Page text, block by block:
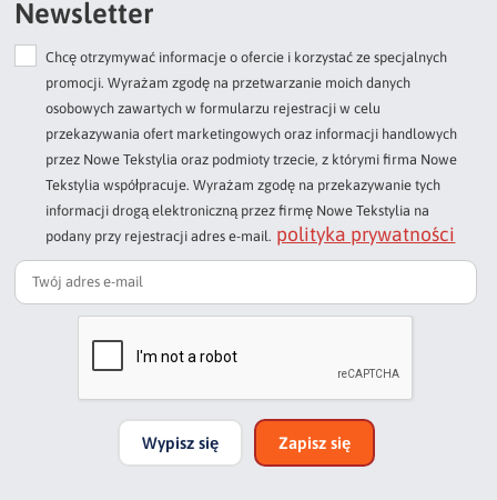
Dodaj opinię o produkcie
Twoja ocena
Bardzo dobry
Twoja opinia o produkcie
Newsletter
Chcę otrzymywać informacje o ofercie i korzystać ze specjalnych
promocji. Wyrażam zgodę na przetwarzanie moich danych
osobowych zawartych w formularzu rejestracji w celu
przekazywania ofert marketingowych oraz informacji handlowych
przez Nowe Tekstylia oraz podmioty trzecie, z którymi firma Nowe
Tekstylia współpracuje. Wyrażam zgodę na przekazywanie tych
informacji drogą elektroniczną przez firmę Nowe Tekstylia na
podany przy rejestracji adres e-mail. polityka prywatności
Wypisz się Zapisz się